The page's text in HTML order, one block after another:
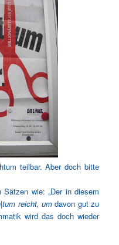
teilbar. Aber doch bitte
wie: „Der in diesem
reicht, umdavon gut zu
wird das doch wieder